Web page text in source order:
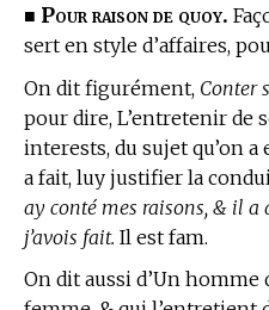
■ Pour raison de quoy.
sert en style d’affaires,
On dit figurément, Conter
pour dire, L’entretenir de
interests, du sujet qu’on a
a fait, luy justifier la
ay conté mes raisons, & il a
j’avois fait. Il est fam.
On dit aussi d’Un homme